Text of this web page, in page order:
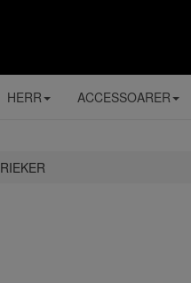
HERR ACCESSOARER
RIEKER